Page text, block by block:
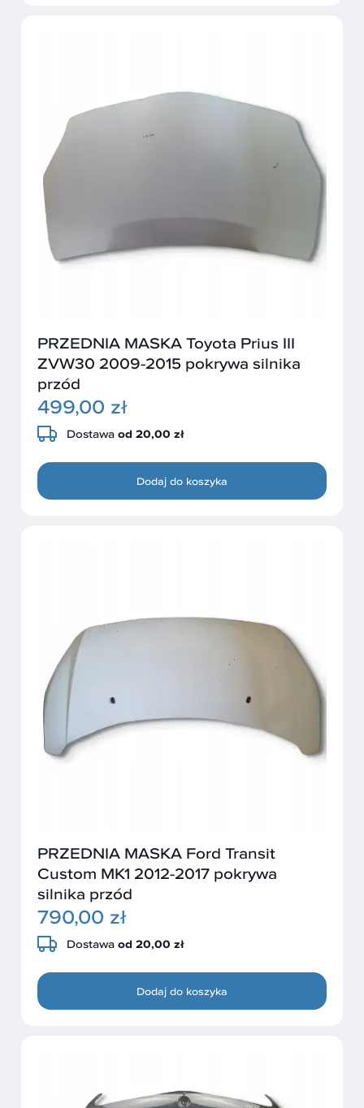
PRZEDNIA MASKA Toyota Prius III
ZVW30 2009-2015 pokrywa silnika
przód
499,00 zł
Dostawa od 20,00 zł
Dodaj do koszyka
PRZEDNIA MASKA Ford Transit
Custom MK1 2012-2017 pokrywa
silnika przód
790,00 zł
Dostawa od 20,00 zł
Dodaj do koszyka